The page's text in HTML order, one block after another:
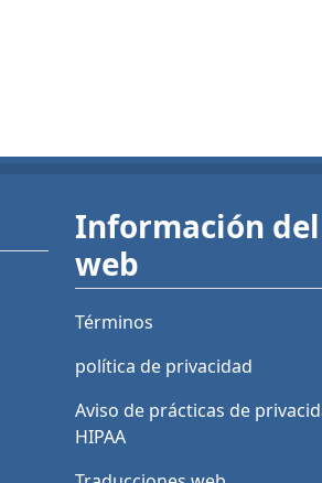
Información
web
Términos
política de privacidad
Aviso de prácticas de
HIPAA